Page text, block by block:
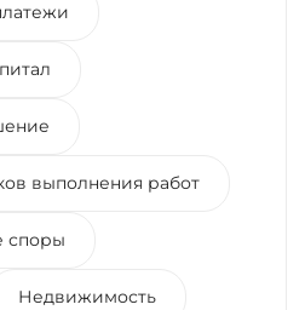
выполнения работ
споры
Недвижимость